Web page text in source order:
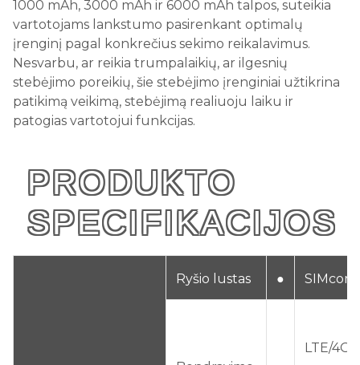
1000 mAh, 3000 mAh ir 6000 mAh talpos, suteikia
vartotojams lankstumo pasirenkant optimalų
įrenginį pagal konkrečius sekimo reikalavimus.
Nesvarbu, ar reikia trumpalaikių, ar ilgesnių
stebėjimo poreikių, šie stebėjimo įrenginiai užtikrina
patikimą veikimą, stebėjimą realiuoju laiku ir
patogias vartotojui funkcijas.
PRODUKTO
SPECIFIKACIJOS
Ryšio lustas ● SIMcom
LTE/4G